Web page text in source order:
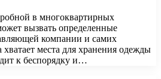
в многоквартирных
вызвать определенные
компании и самих
места для хранения одежды
к беспорядку и…